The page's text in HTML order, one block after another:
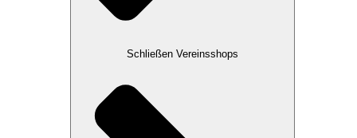
Schließen Vereinsshops